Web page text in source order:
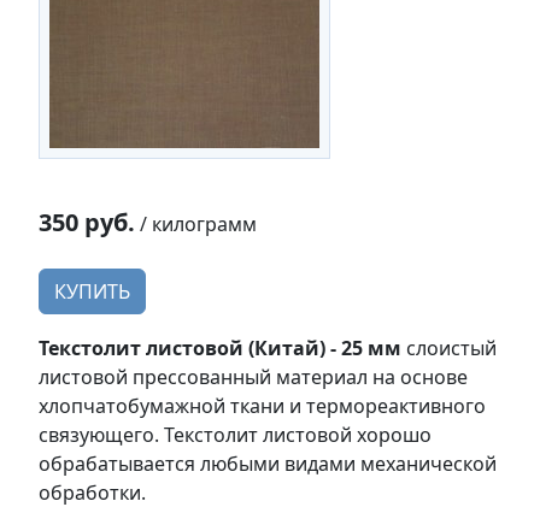
350 руб. / килограмм
КУПИТЬ
Текстолит листовой (Китай) - 25 мм слоистый
листовой прессованный материал на основе
хлопчатобумажной ткани и термореактивного
связующего. Текстолит листовой хорошо
обрабатывается любыми видами механической
обработки.